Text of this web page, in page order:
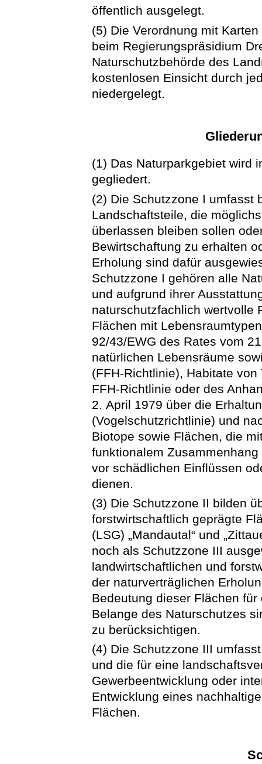
öffentlich ausgelegt.
(5) Die Verordnung mit
beim Regierungspräsidium
Naturschutzbehörde des
kostenlosen Einsicht durch
niedergelegt.
(1) Das Naturparkgebiet wird
gegliedert.
(2) Die Schutzzone I umfasst
Landschaftsteile, die
überlassen bleiben sollen
Bewirtschaftung zu erhalten
Erholung sind dafür
Schutzzone I gehören alle
und aufgrund ihrer
naturschutzfachlich wertvolle
Flächen mit
92/43/EWG des Rates vom
natürlichen Lebensräume
(FFH-Richtlinie), Habitate
FFH-Richtlinie oder des
2. April 1979 über die
(Vogelschutzrichtlinie) und
Biotope sowie Flächen, die
funktionalem
vor schädlichen Einflüssen
dienen.
(3) Die Schutzzone II bilden
forstwirtschaftlich geprägte
(LSG) „Mandautal“ und
noch als Schutzzone III
landwirtschaftlichen und
der naturverträglichen
Bedeutung dieser Flächen
Belange des Naturschutzes
zu berücksichtigen.
(4) Die Schutzzone III
und die für eine
Gewerbeentwicklung oder
Entwicklung eines
Flächen.